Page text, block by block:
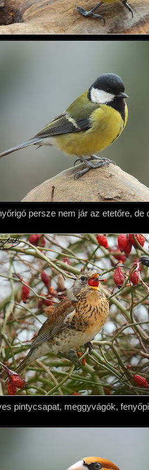
persze nem jár az etetőre,
pintycsapat, meggyvágók,